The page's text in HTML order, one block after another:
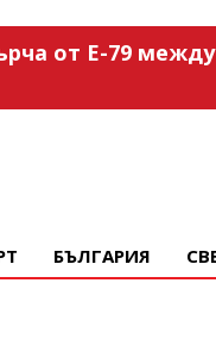
от Е-79
БЪЛГАРИЯ